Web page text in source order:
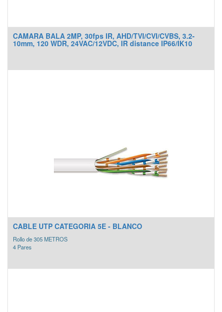
CAMARA BALA 2MP, 30fps IR, AHD/TVI/CVI/CVBS, 3.2-
10mm, 120 WDR, 24VAC/12VDC, IR distance IP66/IK10
CABLE UTP CATEGORIA 5E - BLANCO
Rollo de 305 METROS
4 Pares